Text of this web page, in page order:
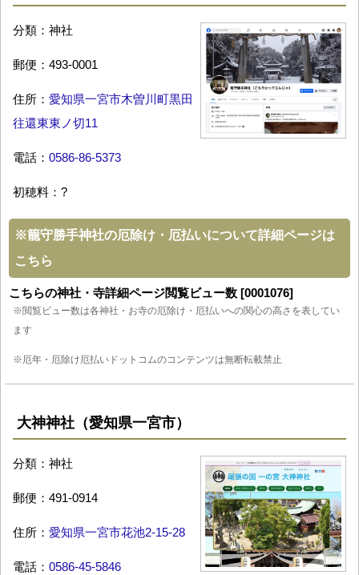
分類：神社
郵便：493-0001
住所： 愛知県一宮市木曽川町黒田
往還東東ノ切11
電話： 0586-86-5373
初穂料：?
※籠守勝手神社の厄除け・厄払いについて詳細ページは
こちら
こちらの神社・寺詳細ページ閲覧ビュー数 [0001076]
※閲覧ビュー数は各神社・お寺の厄除け・厄払いへの関心の高さを表してい
ます
※厄年・厄除け厄払いドットコムのコンテンツは無断転載禁止
大神神社（愛知県一宮市）
分類：神社
郵便：491-0914
住所： 愛知県一宮市花池2-15-28
電話： 0586-45-5846